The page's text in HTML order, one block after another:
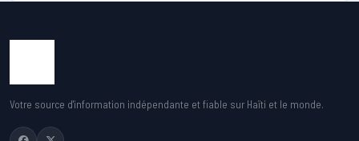
Votre source d'information indépendante et fiable sur Haïti et le monde.